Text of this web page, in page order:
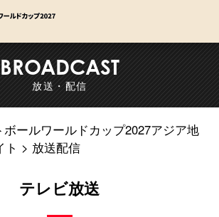
BROADCAST
放送・配信
ールワールドカップ2027アジア地
ト
放送配信
テレビ放送